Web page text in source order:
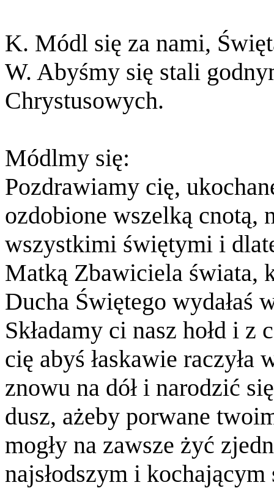
K. Módl się za nami,
W. Abyśmy się stali
Chrystusowych.
Módlmy się:
Pozdrawiamy cię,
ozdobione wszelką cnotą,
wszystkimi świętymi i
Matką Zbawiciela świata,
Ducha Świętego wydałaś
Składamy ci nasz hołd i z
cię abyś łaskawie
znowu na dół i narodzić
dusz, ażeby porwane
mogły na zawsze żyć
najsłodszym i